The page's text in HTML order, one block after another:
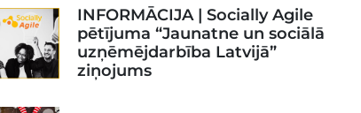
INFORMĀCIJA | Socially Agile
pētījuma “Jaunatne un sociālā
uzņēmējdarbība Latvijā”
ziņojums